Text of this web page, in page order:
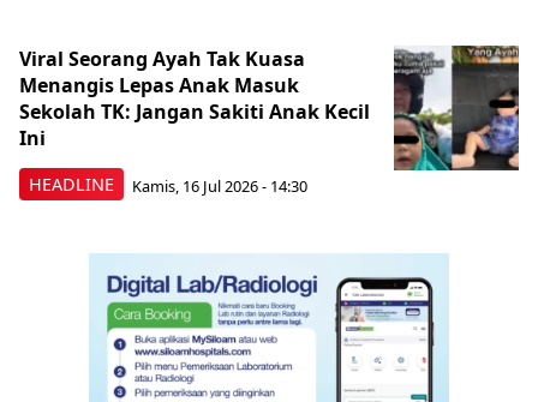
HEADLINE
Viral Seorang Ayah Tak Kuasa
Menangis Lepas Anak Masuk
Sekolah TK: Jangan Sakiti Anak Kecil
Ini
Kamis, 16 Jul 2026 - 14:30